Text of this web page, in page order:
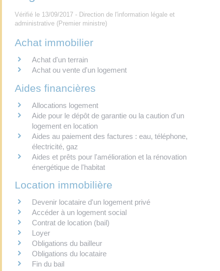
Vérifié le 13/09/2017 - Direction de l'information légale et
administrative (Premier ministre)
Achat immobilier
Achat d'un terrain
Achat ou vente d'un logement
Aides financières
Allocations logement
Aide pour le dépôt de garantie ou la caution d'un
logement en location
Aides au paiement des factures : eau, téléphone,
électricité, gaz
Aides et prêts pour l'amélioration et la rénovation
énergétique de l'habitat
Location immobilière
Devenir locataire d'un logement privé
Accéder à un logement social
Contrat de location (bail)
Loyer
Obligations du bailleur
Obligations du locataire
Fin du bail